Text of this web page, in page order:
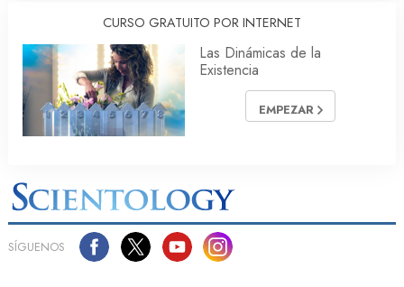
CURSO GRATUITO POR INTERNET
Las Dinámicas de la
Existencia
EMPEZAR
SÍGUENOS